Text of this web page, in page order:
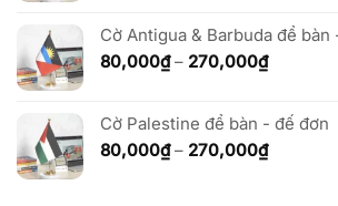
80,000₫
đến
270,000₫
Cờ Antigua & Barbuda để bàn
80,000₫ – 270,000₫Khoảng
80,000₫
đến
270,000₫
Cờ Palestine để bàn - đế đơn
80,000₫ – 270,000₫Khoảng